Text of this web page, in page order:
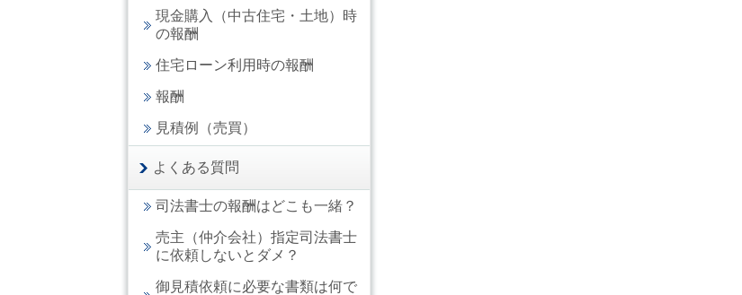
現金購入（中古住宅・土地）時
の報酬
住宅ローン利用時の報酬
報酬
見積例（売買）
よくある質問
司法書士の報酬はどこも一緒？
売主（仲介会社）指定司法書士
に依頼しないとダメ？
御見積依頼に必要な書類は何で